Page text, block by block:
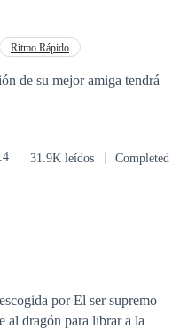
Ritmo Rápido
de su mejor amiga tendrá
31.9K leídos Completed
al dragón para librar a la